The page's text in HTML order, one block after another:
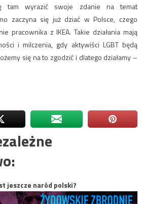
tam wyrazić swoje zdanie na temat
zaczyna się już dziać w Polsce, czego
pracownika z IKEA. Takie działania mają
i milczenia, gdy aktywiści LGBT będą
się na to zgodzić i dlatego działamy –
jeszcze naród polski?